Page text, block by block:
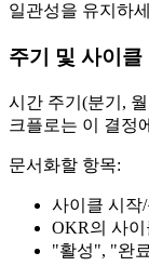
일관성을 유지하
주기 및 사이클
시간 주기(분기,
크플로는 이 결정
문서화할 항목:
사이클 시작
OKR의 사
"활성", "완